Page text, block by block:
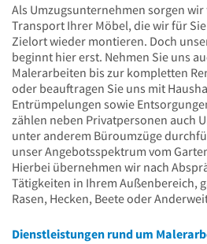
Als Umzugsunternehmen sorgen
Transport Ihrer Möbel, die wir für
Zielort wieder montieren. Doch
beginnt hier erst. Nehmen Sie uns
Malerarbeiten bis zur kompletten
oder beauftragen Sie uns mit
Entrümpelungen sowie
zählen neben Privatpersonen auch
unter anderem Büroumzüge
unser Angebotsspektrum vom
Hierbei übernehmen wir nach
Tätigkeiten in Ihrem Außenbereich,
Rasen, Hecken, Beete oder